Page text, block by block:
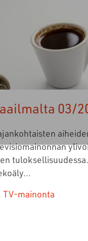
03/
TV-mainonta